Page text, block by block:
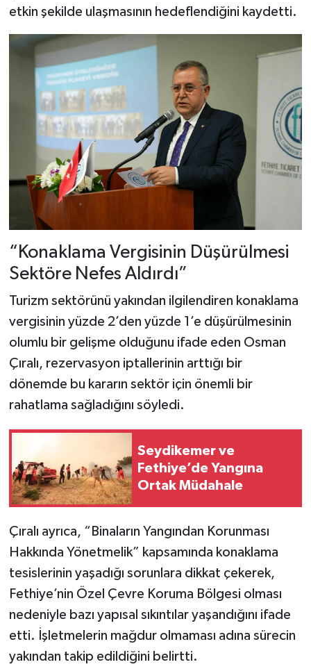
etkin şekilde ulaşmasının hedeflendiğini kaydetti.
“Konaklama Vergisinin Düşürülmesi
Sektöre Nefes Aldırdı”
Turizm sektörünü yakından ilgilendiren konaklama
vergisinin yüzde 2’den yüzde 1’e düşürülmesinin
olumlu bir gelişme olduğunu ifade eden Osman
Çıralı, rezervasyon iptallerinin arttığı bir
dönemde bu kararın sektör için önemli bir
rahatlama sağladığını söyledi.
Seydikemer ve
Fethiye’de Yangına
Ortak Müdahale
Çıralı ayrıca, “Binaların Yangından Korunması
Hakkında Yönetmelik” kapsamında konaklama
tesislerinin yaşadığı sorunlara dikkat çekerek,
Fethiye’nin Özel Çevre Koruma Bölgesi olması
nedeniyle bazı yapısal sıkıntılar yaşandığını ifade
etti. İşletmelerin mağdur olmaması adına sürecin
yakından takip edildiğini belirtti.